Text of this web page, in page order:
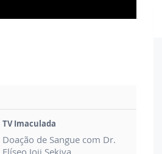
TV Imaculada
Doação de Sangue com Dr.
Elíseo Joji Sekiya